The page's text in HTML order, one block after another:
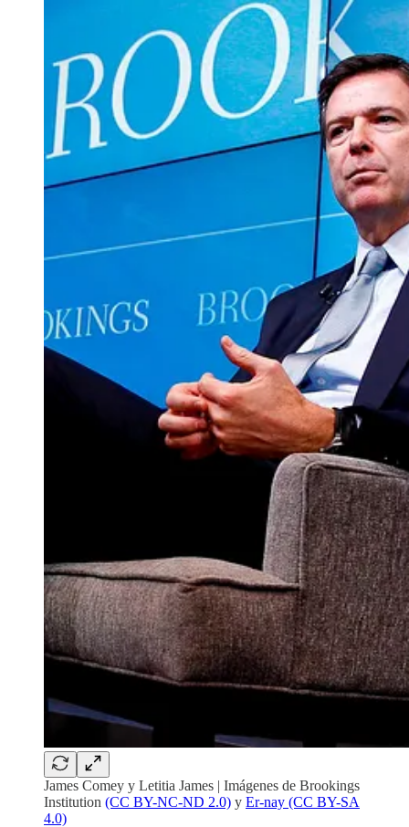
James Comey y Letitia James | Imágenes de Brookings
Institution (CC BY-NC-ND 2.0) y Er-nay (CC BY-SA
4.0)